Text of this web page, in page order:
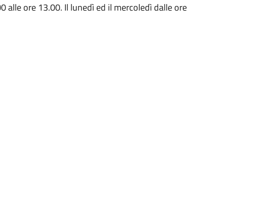
alle ore 13.00. Il lunedì ed il mercoledì dalle ore